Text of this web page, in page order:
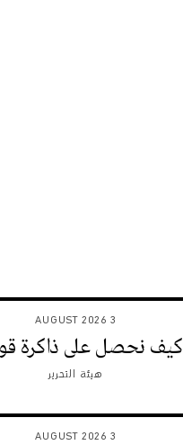
3 AUGUST 2026
كيف نحصل على ذاكرة
هيئة التحرير
3 AUGUST 2026